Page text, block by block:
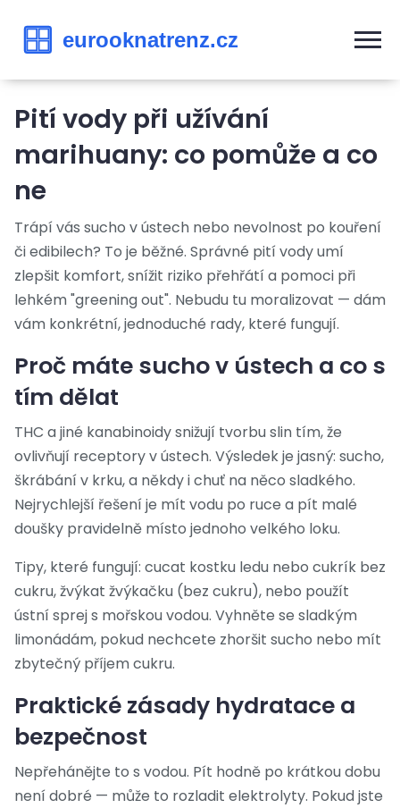
Pití vody při užívání
marihuany: co pomůže a co
ne
Trápí vás sucho v ústech nebo nevolnost po kouření
či edibilech? To je běžné. Správné pití vody umí
zlepšit komfort, snížit riziko přehřátí a pomoci při
lehkém "greening out". Nebudu tu moralizovat — dám
vám konkrétní, jednoduché rady, které fungují.
Proč máte sucho v ústech a co s
tím dělat
THC a jiné kanabinoidy snižují tvorbu slin tím, že
ovlivňují receptory v ústech. Výsledek je jasný: sucho,
škrábání v krku, a někdy i chuť na něco sladkého.
Nejrychlejší řešení je mít vodu po ruce a pít malé
doušky pravidelně místo jednoho velkého loku.
Tipy, které fungují: cucat kostku ledu nebo cukrík bez
cukru, žvýkat žvýkačku (bez cukru), nebo použít
ústní sprej s mořskou vodou. Vyhněte se sladkým
limonádám, pokud nechcete zhoršit sucho nebo mít
zbytečný příjem cukru.
Praktické zásady hydratace a
bezpečnost
Nepřehánějte to s vodou. Pít hodně po krátkou dobu
není dobré — může to rozladit elektrolyty. Pokud jste